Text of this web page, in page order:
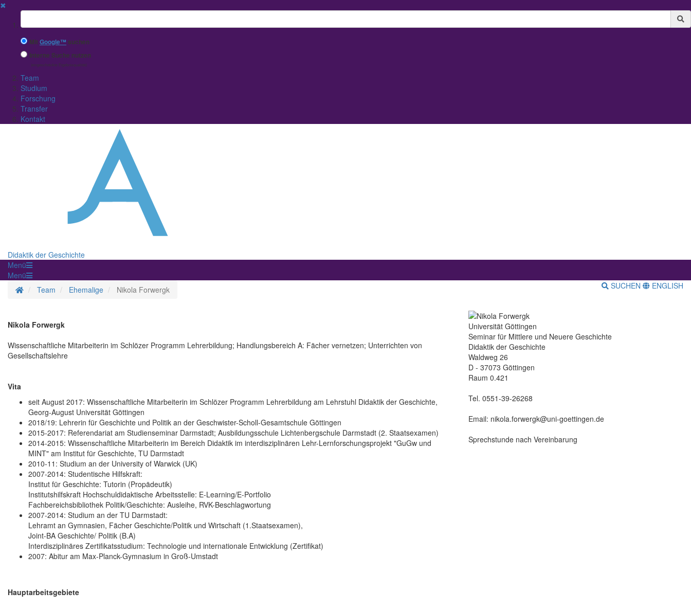
✖
Suchbegriff
MitGoogle™ suchen
Interne Suche nutzen
(eingeschränkte Ergebnisqualität)
Team
Studium
Forschung
Transfer
Kontakt
Didaktik der Geschichte
Menü
Menü
Startseite
Team Ehemalige Nikola Forwergk SUCHEN ENGLISH
Nikola Forwergk
Wissenschaftliche Mitarbeiterin im Schlözer Programm Lehrerbildung; Handlungsbereich A: Fächer vernetzen; Unterrichten von
Gesellschaftslehre
Vita
seit August 2017: Wissenschaftliche Mitarbeiterin im Schlözer Programm Lehrerbildung am Lehrstuhl Didaktik der Geschichte,
Georg-August Universität Göttingen
2018/19: Lehrerin für Geschichte und Politik an der Geschwister-Scholl-Gesamtschule Göttingen
2015-2017: Referendariat am Studienseminar Darmstadt; Ausbildungsschule Lichtenbergschule Darmstadt (2. Staatsexamen)
2014-2015: Wissenschaftliche Mitarbeiterin im Bereich Didaktik im interdisziplinären Lehr-Lernforschungsprojekt "GuGw und
MINT" am Institut für Geschichte, TU Darmstadt
2010-11: Studium an der University of Warwick (UK)
2007-2014: Studentische Hilfskraft:
Institut für Geschichte: Tutorin (Propädeutik)
Institutshilfskraft Hochschuldidaktische Arbeitsstelle: E-Learning/E-Portfolio
Fachbereichsbibliothek Politik/Geschichte: Ausleihe, RVK-Beschlagwortung
2007-2014: Studium an der TU Darmstadt:
Lehramt an Gymnasien, Fächer Geschichte/Politik und Wirtschaft (1.Staatsexamen),
Joint-BA Geschichte/ Politik (B.A)
Interdisziplinäres Zertifikatsstudium: Technologie und internationale Entwicklung (Zertifikat)
2007: Abitur am Max-Planck-Gymnasium in Groß-Umstadt
Hauptarbeitsgebiete
Universität Göttingen
Seminar für Mittlere und Neuere Geschichte
Didaktik der Geschichte
Waldweg 26
D - 37073 Göttingen
Raum 0.421
Tel. 0551-39-26268
Email: nikola.forwergk@uni-goettingen.de
Sprechstunde nach Vereinbarung